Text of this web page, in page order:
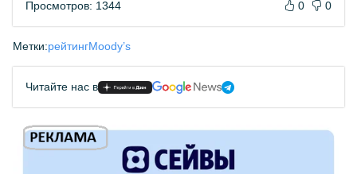
Просмотров: 1344 0 0
Метки:рейтингMoody’s
Читайте нас в